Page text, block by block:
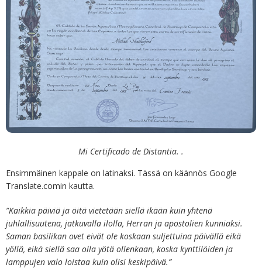
Mi Certificado de Distantia. .
Ensimmäinen kappale on latinaksi. Tässä on käännös Google
Translate.comin kautta.
”Kaikkia päiviä ja öitä vietetään siellä ikään kuin yhtenä
juhlallisuutena, jatkuvalla ilolla, Herran ja apostolien kunniaksi.
Saman basilikan ovet eivät ole koskaan suljettuina päivällä eikä
yöllä, eikä siellä saa olla yötä ollenkaan, koska kynttilöiden ja
lamppujen valo loistaa kuin olisi keskipäivä.”